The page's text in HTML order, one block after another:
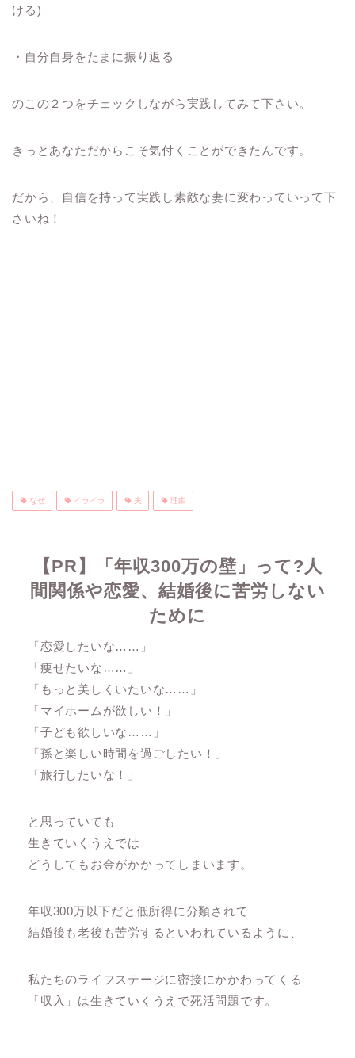
ける)
・自分自身をたまに振り返る
のこの２つをチェックしながら実践してみて下さい。
きっとあなただからこそ気付くことができたんです。
だから、自信を持って実践し素敵な妻に変わっていって下
さいね！
なぜ イライラ 夫 理由
【PR】「年収300万の壁」って?人
間関係や恋愛、結婚後に苦労しない
ために
「恋愛したいな……」
「痩せたいな……」
「もっと美しくいたいな……」
「マイホームが欲しい！」
「子ども欲しいな……」
「孫と楽しい時間を過ごしたい！」
「旅行したいな！」
と思っていても
生きていくうえでは
どうしてもお金がかかってしまいます。
年収300万以下だと低所得に分類されて
結婚後も老後も苦労するといわれているように、
私たちのライフステージに密接にかかわってくる
「収入」は生きていくうえで死活問題です。